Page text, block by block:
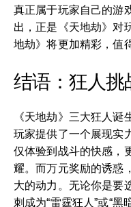
真正属于玩家自己的游
出，正是《天地劫》对
地劫》将更加精彩，值
结语：狂人挑
《天地劫》三大狂人
玩家提供了一个展现实
仅体验到战斗的快感，
耀。而万元奖励的诱惑
大的动力。无论你是要
刺成为“雷霆狂人”或“黑